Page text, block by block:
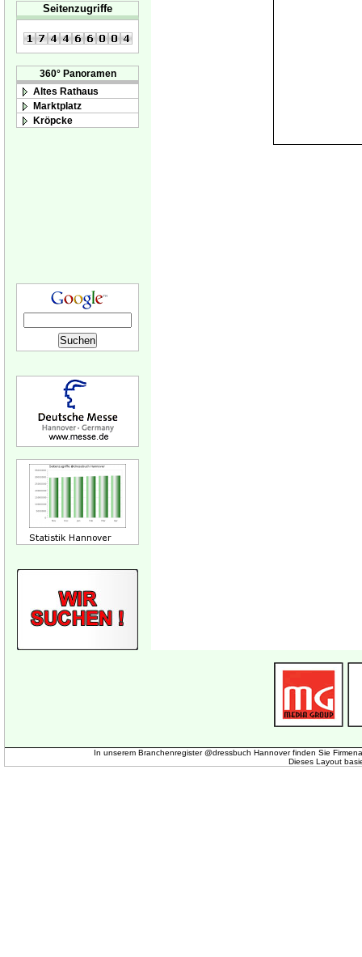
Seitenzugriffe
360° Panoramen
Altes Rathaus
Marktplatz
Kröpcke
In unserem Branchenregister @dressbuch Hannover finden Sie
Dieses Layout